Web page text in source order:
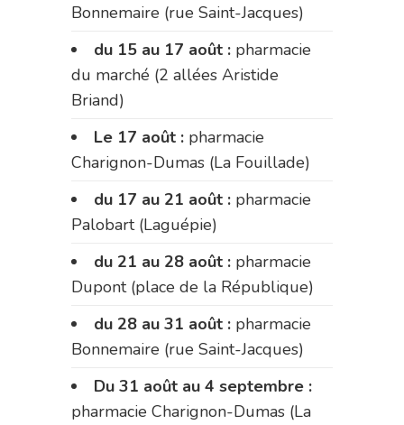
Bonnemaire (rue Saint-Jacques)
du 15 au 17 août : pharmacie
du marché (2 allées Aristide
Briand)
Le 17 août : pharmacie
Charignon-Dumas (La Fouillade)
du 17 au 21 août : pharmacie
Palobart (Laguépie)
du 21 au 28 août : pharmacie
Dupont (place de la République)
du 28 au 31 août : pharmacie
Bonnemaire (rue Saint-Jacques)
Du 31 août au 4 septembre :
pharmacie Charignon-Dumas (La